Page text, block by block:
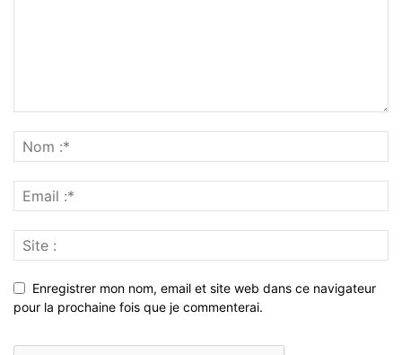
Enregistrer mon nom, email et site web dans ce navigateur
pour la prochaine fois que je commenterai.